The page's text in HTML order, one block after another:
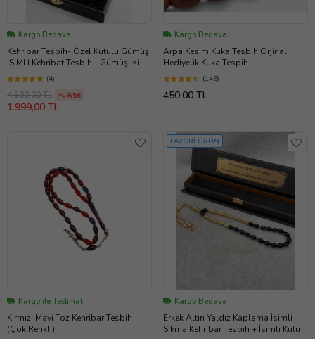
Kargo Bedava
Kehribar Tesbih- Özel Kutulu Gümüş
İSİMLİ Kehribat Tesbih - Gümüş İsimli
TEsbih (Sarı)
(4)
4.500,00 TL %56
1.999,00 TL
Kargo Bedava
Arpa Kesim Kuka Tesbih Orjinal
Hediyelik Kuka Tespih
(148)
450,00 TL
Kargo ile Teslimat
Kırmızı Mavi Toz Kehribar Tesbih
(Çok Renkli)
FAVORİ ÜRÜN
Kargo Bedava
Erkek Altın Yaldız Kaplama İsimli
Sıkma Kehribar Tesbih + İsimli Kutu